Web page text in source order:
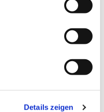
Details zeigen